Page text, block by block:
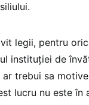
legii, pentru
instituției de
trebui sa
lucru nu este în